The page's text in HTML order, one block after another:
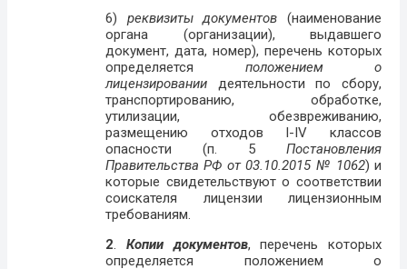
6) реквизиты документов (наименование
органа (организации), выдавшего
документ, дата, номер), перечень которых
определяется положением о
лицензировании деятельности по сбору,
транспортированию, обработке,
утилизации, обезвреживанию,
размещению отходов I-IV классов
опасности (п. 5 Постановления
Правительства РФ от 03.10.2015 № 1062) и
которые свидетельствуют о соответствии
соискателя лицензии лицензионным
требованиям.
2. Копии документов, перечень которых
определяется положением о